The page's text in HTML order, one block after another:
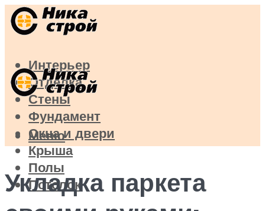
Интерьер
Отделка
Стены
Фундамент
Окна и двери
Крыша
Полы
Потолок
Меню
Укладка паркета